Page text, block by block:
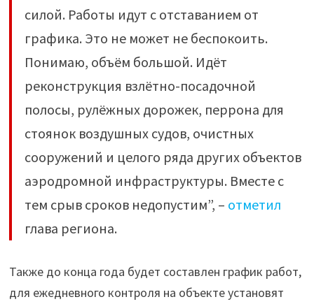
силой. Работы идут с отставанием от
графика. Это не может не беспокоить.
Понимаю, объём большой. Идёт
реконструкция взлётно-посадочной
полосы, рулёжных дорожек, перрона для
стоянок воздушных судов, очистных
сооружений и целого ряда других объектов
аэродромной инфраструктуры. Вместе с
тем срыв сроков недопустим”, – отметил
глава региона.
Также до конца года будет составлен график работ,
для ежедневного контроля на объекте установят